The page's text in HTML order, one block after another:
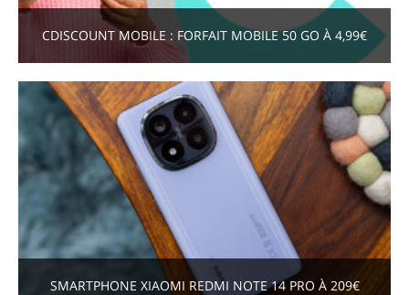
CDISCOUNT MOBILE : FORFAIT MOBILE 50 GO À 4,99€
SMARTPHONE XIAOMI REDMI NOTE 14 PRO À 209€